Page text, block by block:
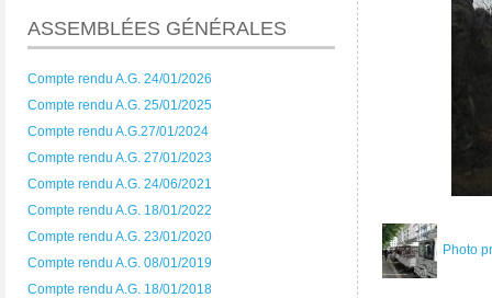
ASSEMBLÉES GÉNÉRALES
Compte rendu A.G. 24/01/2026
Compte rendu A.G. 25/01/2025
Compte rendu A.G.27/01/2024
Compte rendu A.G. 27/01/2023
Compte rendu A.G. 24/06/2021
Compte rendu A.G. 18/01/2022
Compte rendu A.G. 23/01/2020
Compte rendu A.G. 08/01/2019
Compte rendu A.G. 18/01/2018
Photo